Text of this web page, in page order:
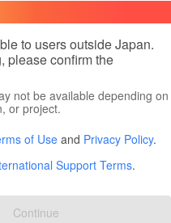
人気のプロジェクト
アート・写真
テクノロジー・ガジェット
映像・映画
ビジネス・起業
to users outside Japan.
please confirm the
not be available depending on
or project.
of Use and Privacy Policy.
Support Terms.
Continue
こ
出身国